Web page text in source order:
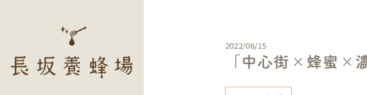
2022/06/15
「中心街×蜂蜜×